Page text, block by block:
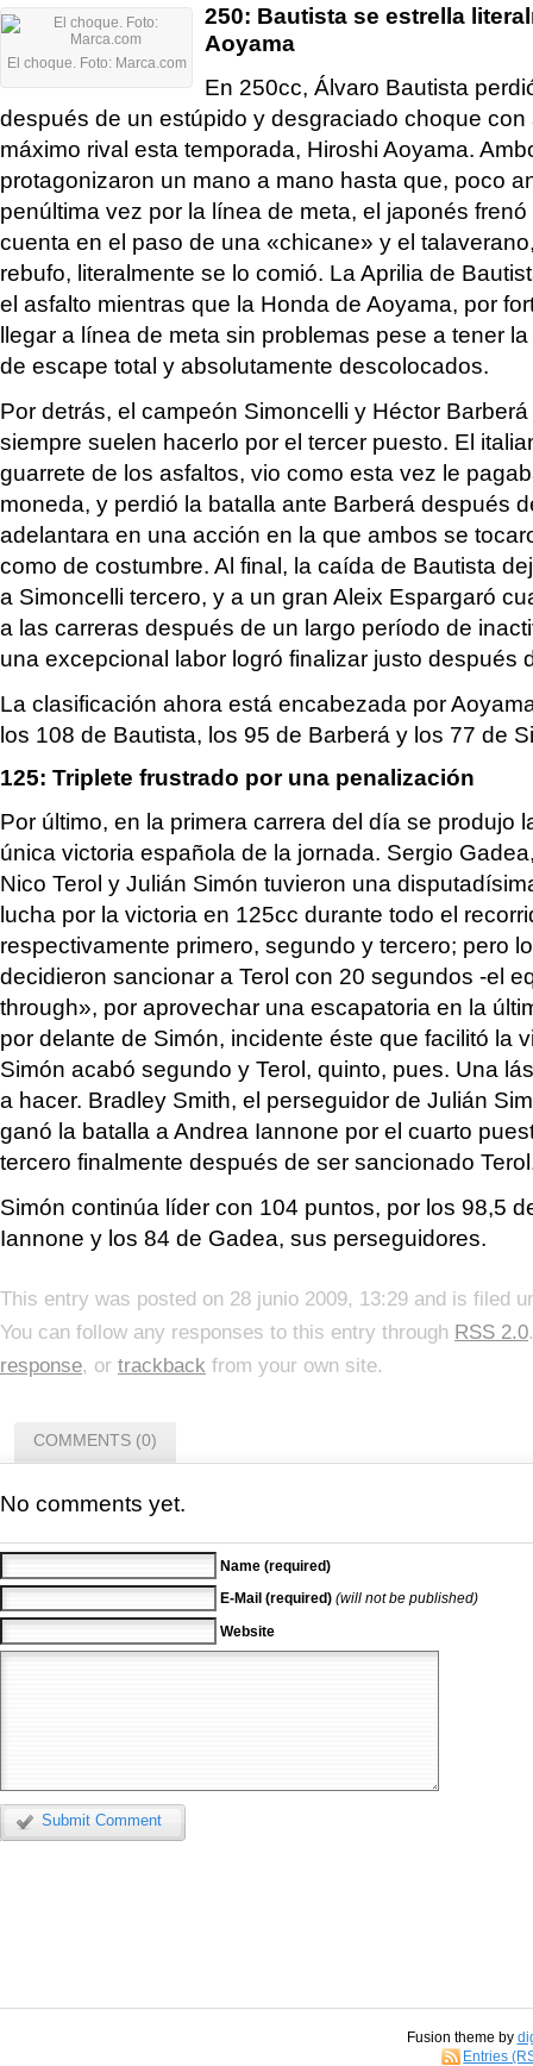
El choque. Foto: Marca.com
250: Bautista se estrella
Aoyama
En 250cc, Álvaro Bautista
después de un estúpido y desgraciado choque con
máximo rival esta temporada, Hiroshi Aoyama.
protagonizaron un mano a mano hasta que, poco
penúltima vez por la línea de meta, el japonés
cuenta en el paso de una «chicane» y el
rebufo, literalmente se lo comió. La Aprilia de
el asfalto mientras que la Honda de Aoyama, por
llegar a línea de meta sin problemas pese a tener
de escape total y absolutamente descolocados.
Por detrás, el campeón Simoncelli y Héctor
siempre suelen hacerlo por el tercer puesto. El
guarrete de los asfaltos, vio como esta vez le
moneda, y perdió la batalla ante Barberá después
adelantara en una acción en la que ambos se
como de costumbre. Al final, la caída de Bautista
a Simoncelli tercero, y a un gran Aleix Espargaró
a las carreras después de un largo período de
una excepcional labor logró finalizar justo después
La clasificación ahora está encabezada por
los 108 de Bautista, los 95 de Barberá y los 77 de
125: Triplete frustrado por una penalización
Por último, en la primera carrera del día se produjo
única victoria española de la jornada. Sergio
Nico Terol y Julián Simón tuvieron una
lucha por la victoria en 125cc durante todo el
respectivamente primero, segundo y tercero; pero
decidieron sancionar a Terol con 20 segundos -el
through», por aprovechar una escapatoria en la
por delante de Simón, incidente éste que facilitó la
Simón acabó segundo y Terol, quinto, pues. Una
a hacer. Bradley Smith, el perseguidor de Julián
ganó la batalla a Andrea Iannone por el cuarto
tercero finalmente después de ser sancionado
Simón continúa líder con 104 puntos, por los 98,5
Iannone y los 84 de Gadea, sus perseguidores.
This entry was posted on 28 junio 2009, 13:29 and is filed
You can follow any responses to this entry through RSS 2.0
response, or trackback from your own site.
COMMENTS (0)
No comments yet.
Name (required)
E-Mail (required) (will not be published)
Website
Submit Comment
Fusion theme by
Entries